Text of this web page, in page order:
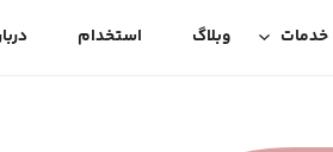
خدمات وبلاگ استخدام